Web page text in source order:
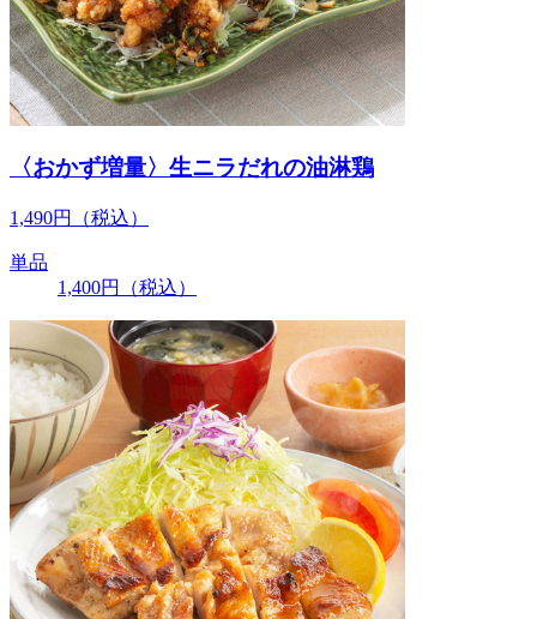
〈おかず増量〉生ニラだれの油淋鶏
1,490円 （税込）
単品
1,400円 （税込）